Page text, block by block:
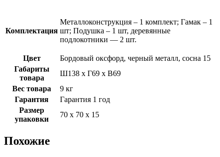
Комплектация
Металлоконструкция – 1 комплект; Гамак – 1
шт; Подушка – 1 шт, деревянные
подлокотники — 2 шт.
Цвет
Бордовый оксфорд, черный металл, сосна 15
Габариты
товара
Ш138 х Г69 х В69
Вес товара
9 кг
Гарантия
Гарантия 1 год
Размер
упаковки
70 х 70 х 15
Похожие